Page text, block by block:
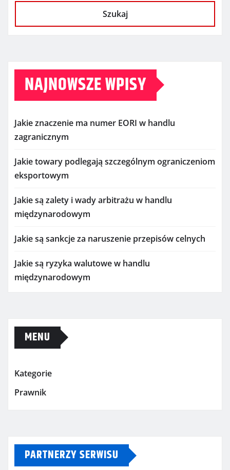
Szukaj
NAJNOWSZE WPISY
Jakie znaczenie ma numer EORI w handlu
zagranicznym
Jakie towary podlegają szczególnym ograniczeniom
eksportowym
Jakie są zalety i wady arbitrażu w handlu
międzynarodowym
Jakie są sankcje za naruszenie przepisów celnych
Jakie są ryzyka walutowe w handlu
międzynarodowym
MENU
Kategorie
Prawnik
PARTNERZY SERWISU